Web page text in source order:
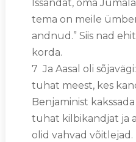
Issandat, oma
tema on meile
andnud.” Siis nad
korda.
7 Ja Aasal oli
tuhat meest, kes
Benjaminist
tuhat kilbikandjat ja
olid vahvad võitlejad.